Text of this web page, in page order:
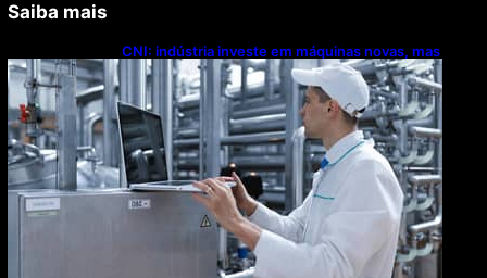
Saiba mais
CNI: indústria investe em máquinas novas, mas
modernização tecnológica avança lentamente